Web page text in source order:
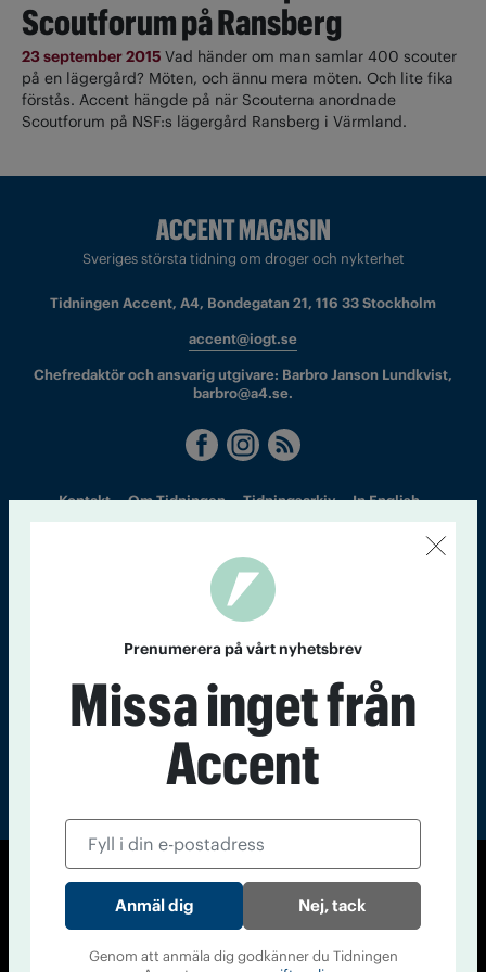
Scoutforum på Ransberg
23 september 2015 Vad händer om man samlar 400 scouter
på en lägergård? Möten, och ännu mera möten. Och lite fika
förstås. Accent hängde på när Scouterna anordnade
Scoutforum på NSF:s lägergård Ransberg i Värmland.
Sveriges största tidning om droger och nykterhet
Tidningen Accent, A4, Bondegatan 21, 116 33 Stockholm
accent@iogt.se
Chefredaktör och ansvarig utgivare: Barbro Janson Lundkvist,
barbro@a4.se.
Kontakt Om Tidningen Tidningsarkiv In English
Accent
© Tidningen Accent 2026
Cookiepolicy
Personuppgiftspolicy
Prenumerera på vårt nyhetsbrev
Missa inget från
Accent
Nej, tack
Genom att anmäla dig godkänner du Tidningen